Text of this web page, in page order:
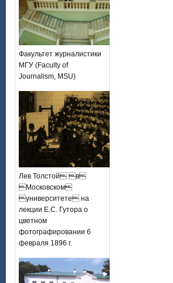
Факультет журналистики
МГУ (Faculty of
Journalism, MSU)
Лев Толстой в
Московском
университете на
лекции Е.С. Гутора о
цветном
фотографировании 6
февраля 1896 г.